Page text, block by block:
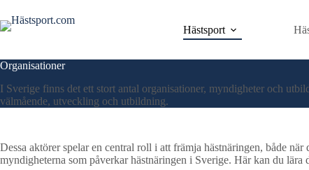
till
innehåll
Hästsport
Organisationer
I Sverige finns det ett stort antal organisationer, myndigheter och
välmående, utveckling och utbildning.
Dessa aktörer spelar en central roll i att främja hästnäringen, både
myndigheterna som påverkar hästnäringen i Sverige. Här kan du